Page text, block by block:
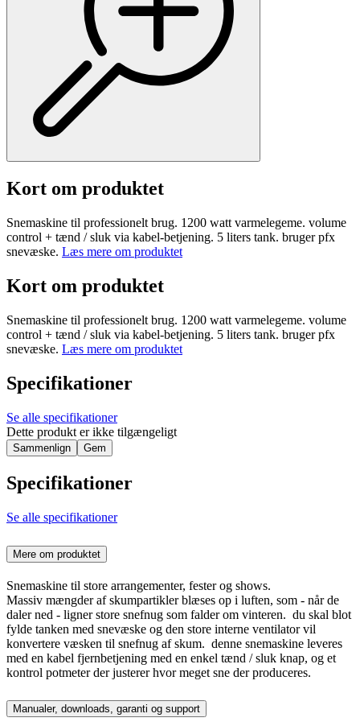
Kort om produktet
Snemaskine til professionelt brug. 1200 watt varmelegeme. volume
control + tænd / sluk via kabel-betjening. 5 liters tank. bruger pfx
snevæske. Læs mere om produktet
Kort om produktet
Snemaskine til professionelt brug. 1200 watt varmelegeme. volume
control + tænd / sluk via kabel-betjening. 5 liters tank. bruger pfx
snevæske. Læs mere om produktet
Specifikationer
Se alle specifikationer
Dette produkt er ikke tilgængeligt
Sammenlign Gem
Specifikationer
Se alle specifikationer
Mere om produktet
Snemaskine til store arrangementer, fester og shows.
Massiv mængder af skumpartikler blæses op i luften, som - når de
daler ned - ligner store snefnug som falder om vinteren. du skal blot
fylde tanken med snevæske og den store interne ventilator vil
konvertere væsken til snefnug af skum. denne snemaskine leveres
med en kabel fjernbetjening med en enkel tænd / sluk knap, og et
kontrol potmeter der justerer hvor meget sne der produceres.
Manualer, downloads, garanti og support